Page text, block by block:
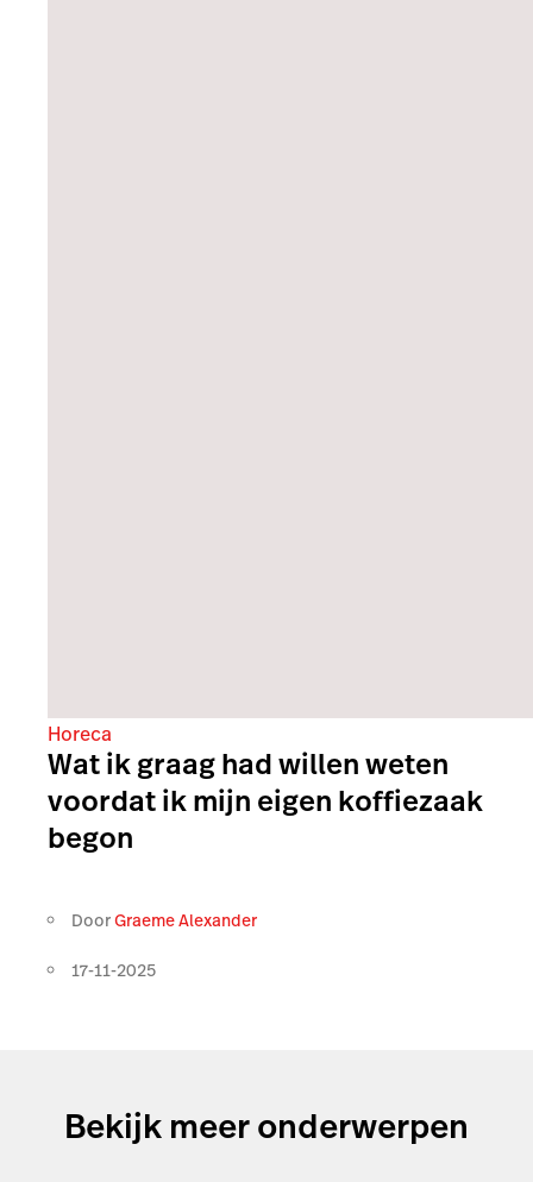
Horeca
Wat ik graag had willen weten
voordat ik mijn eigen koffiezaak
begon
DoorGraeme Alexander
17-11-2025
Bekijk meer onderwerpen